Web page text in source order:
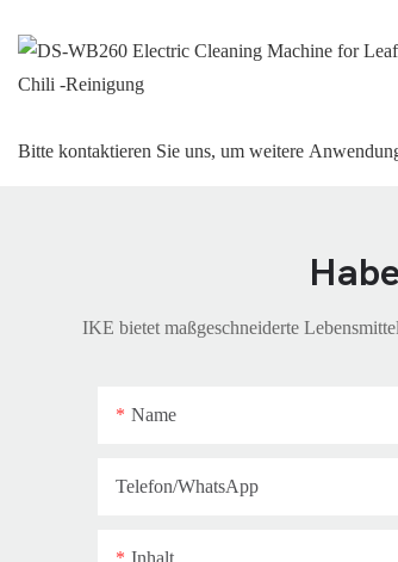
Chili -Reinigung
Bitte kontaktieren Sie uns, um weitere
IKE bietet maßgeschneiderte
Name
Telefon/WhatsApp